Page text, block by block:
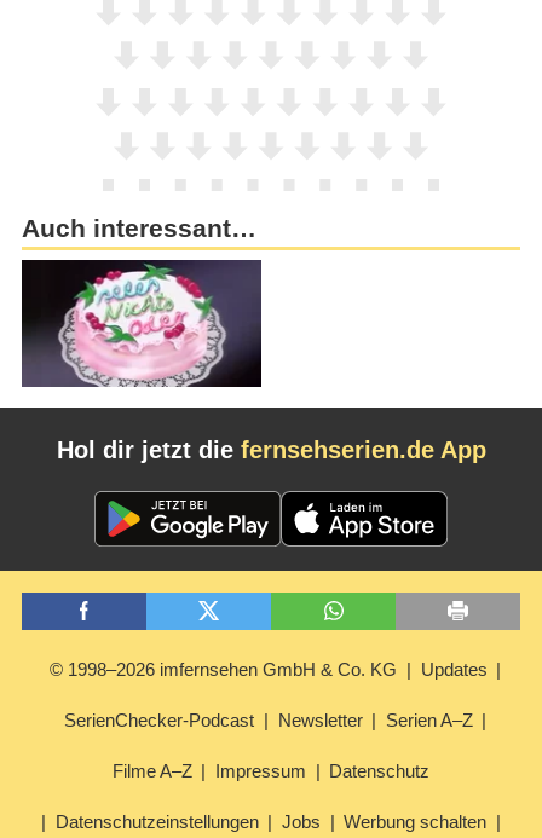
Auch interessant…
Hol dir jetzt die fernsehserien.de App
© 1998–2026 imfernsehen GmbH & Co. KG Updates
SerienChecker-Podcast Newsletter Serien A–Z
Filme A–Z Impressum Datenschutz
Datenschutzeinstellungen Jobs Werbung schalten